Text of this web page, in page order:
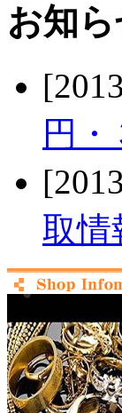
お知
円
取